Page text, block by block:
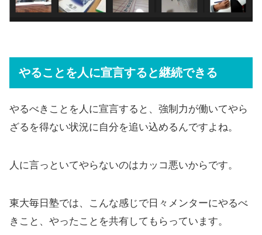
やることを人に宣言すると継続できる
やるべきことを人に宣言すると、強制力が働いてやら
ざるを得ない状況に自分を追い込めるんですよね。
人に言っといてやらないのはカッコ悪いからです。
東大毎日塾では、こんな感じで日々メンターにやるべ
きこと、やったことを共有してもらっています。